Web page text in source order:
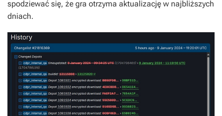
spodziewać się, że gra otrzyma aktualizację w najbliższych
dniach.